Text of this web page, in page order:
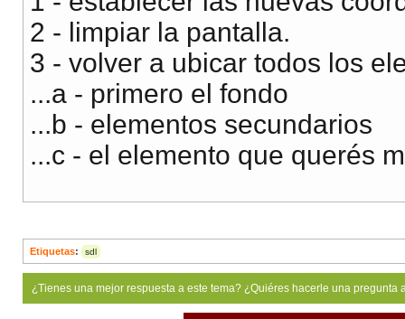
2 - limpiar la pantalla.
3 - volver a ubicar todos los
...a - primero el fondo
...b - elementos secundarios
...c - el elemento que querés
Etiquetas: sdl
¿Tienes una mejor respuesta a este tema? ¿Quiéres hacerle una